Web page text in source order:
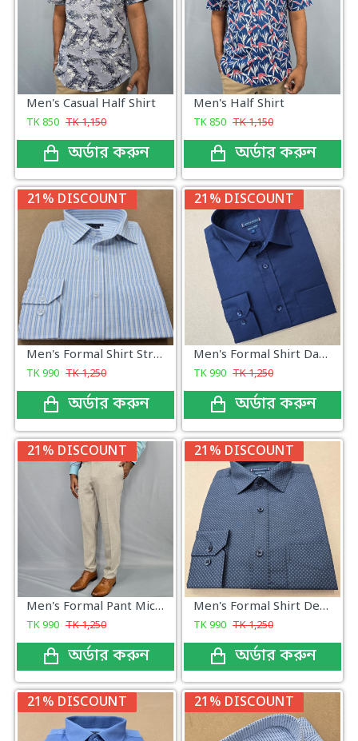
Men's Casual Half Shirt
TK850 TK1,150
অর্ডার করুন
Men's Half Shirt
TK850 TK1,150
অর্ডার করুন
21% DISCOUNT
Men's Formal Shirt Stripe Sky Check
TK990 TK1,250
অর্ডার করুন
21% DISCOUNT
Men's Formal Shirt Dark Navy
TK990 TK1,250
অর্ডার করুন
21% DISCOUNT
Men's Formal Pant Micro Dod Light Ash
TK990 TK1,250
অর্ডার করুন
21% DISCOUNT
Men's Formal Shirt Design Color
TK990 TK1,250
অর্ডার করুন
21% DISCOUNT 21% DISCOUNT